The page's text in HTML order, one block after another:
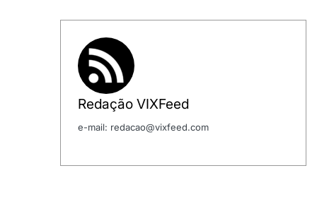
Redação VIXFeed
e-mail: redacao@vixfeed.com